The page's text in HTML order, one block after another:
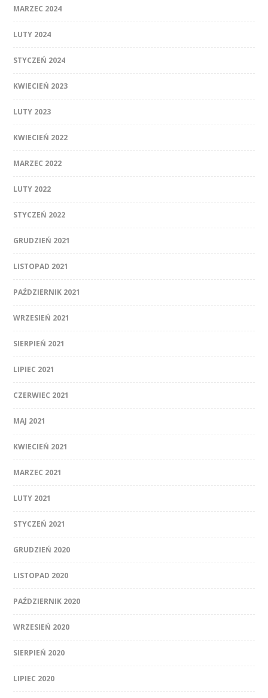
MARZEC 2024
LUTY 2024
STYCZEŃ 2024
KWIECIEŃ 2023
LUTY 2023
KWIECIEŃ 2022
MARZEC 2022
LUTY 2022
STYCZEŃ 2022
GRUDZIEŃ 2021
LISTOPAD 2021
PAŹDZIERNIK 2021
WRZESIEŃ 2021
SIERPIEŃ 2021
LIPIEC 2021
CZERWIEC 2021
MAJ 2021
KWIECIEŃ 2021
MARZEC 2021
LUTY 2021
STYCZEŃ 2021
GRUDZIEŃ 2020
LISTOPAD 2020
PAŹDZIERNIK 2020
WRZESIEŃ 2020
SIERPIEŃ 2020
LIPIEC 2020